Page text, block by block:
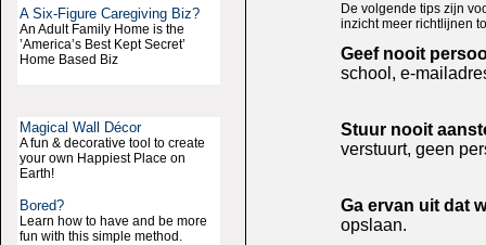
A Six-Figure Caregiving Biz?
An Adult Family Home is the
’America’s Best Kept Secret’
Home Based Biz
Magical Wall Décor
A fun & decorative tool to create
your own Happiest Place on
Earth!
Bored?
Learn how to have and be more
fun with this simple method.
De volgende tips zijn
inzicht meer richtlijnen
Geef nooit
school, e-
Stuur nooit
verstuurt, geen
Ga ervan uit dat
opslaan.